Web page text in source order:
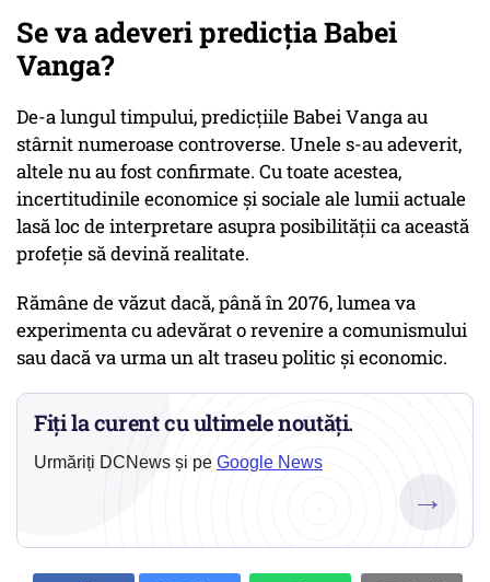
Se va adeveri predicția Babei
Vanga?
De-a lungul timpului, predicțiile Babei Vanga au
stârnit numeroase controverse. Unele s-au adeverit,
altele nu au fost confirmate. Cu toate acestea,
incertitudinile economice și sociale ale lumii actuale
lasă loc de interpretare asupra posibilității ca această
profeție să devină realitate.
Rămâne de văzut dacă, până în 2076, lumea va
experimenta cu adevărat o revenire a comunismului
sau dacă va urma un alt traseu politic și economic.
Fiți la curent cu ultimele noutăți.
Urmăriți DCNews și pe Google News
→